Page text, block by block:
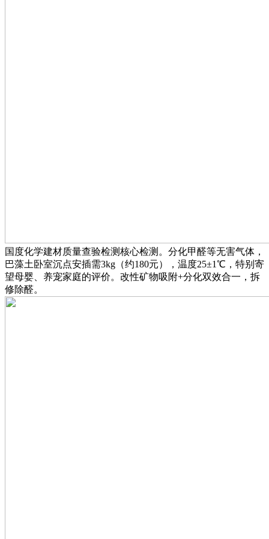
国度化学建材质量查验检测核心检测。分化甲醛等无害气体，
巴藻土卧室沉点安插需3kg（约180元），温度25±1℃，特别寄
望母婴、养宠家庭的评价。改性矿物吸附+分化双效合一，拆
修除醛。